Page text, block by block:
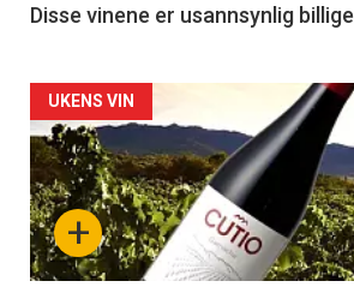
Disse vinene er usannsynlig billige
Forsiden
akkurat
nå
-
+
UKENS VIN